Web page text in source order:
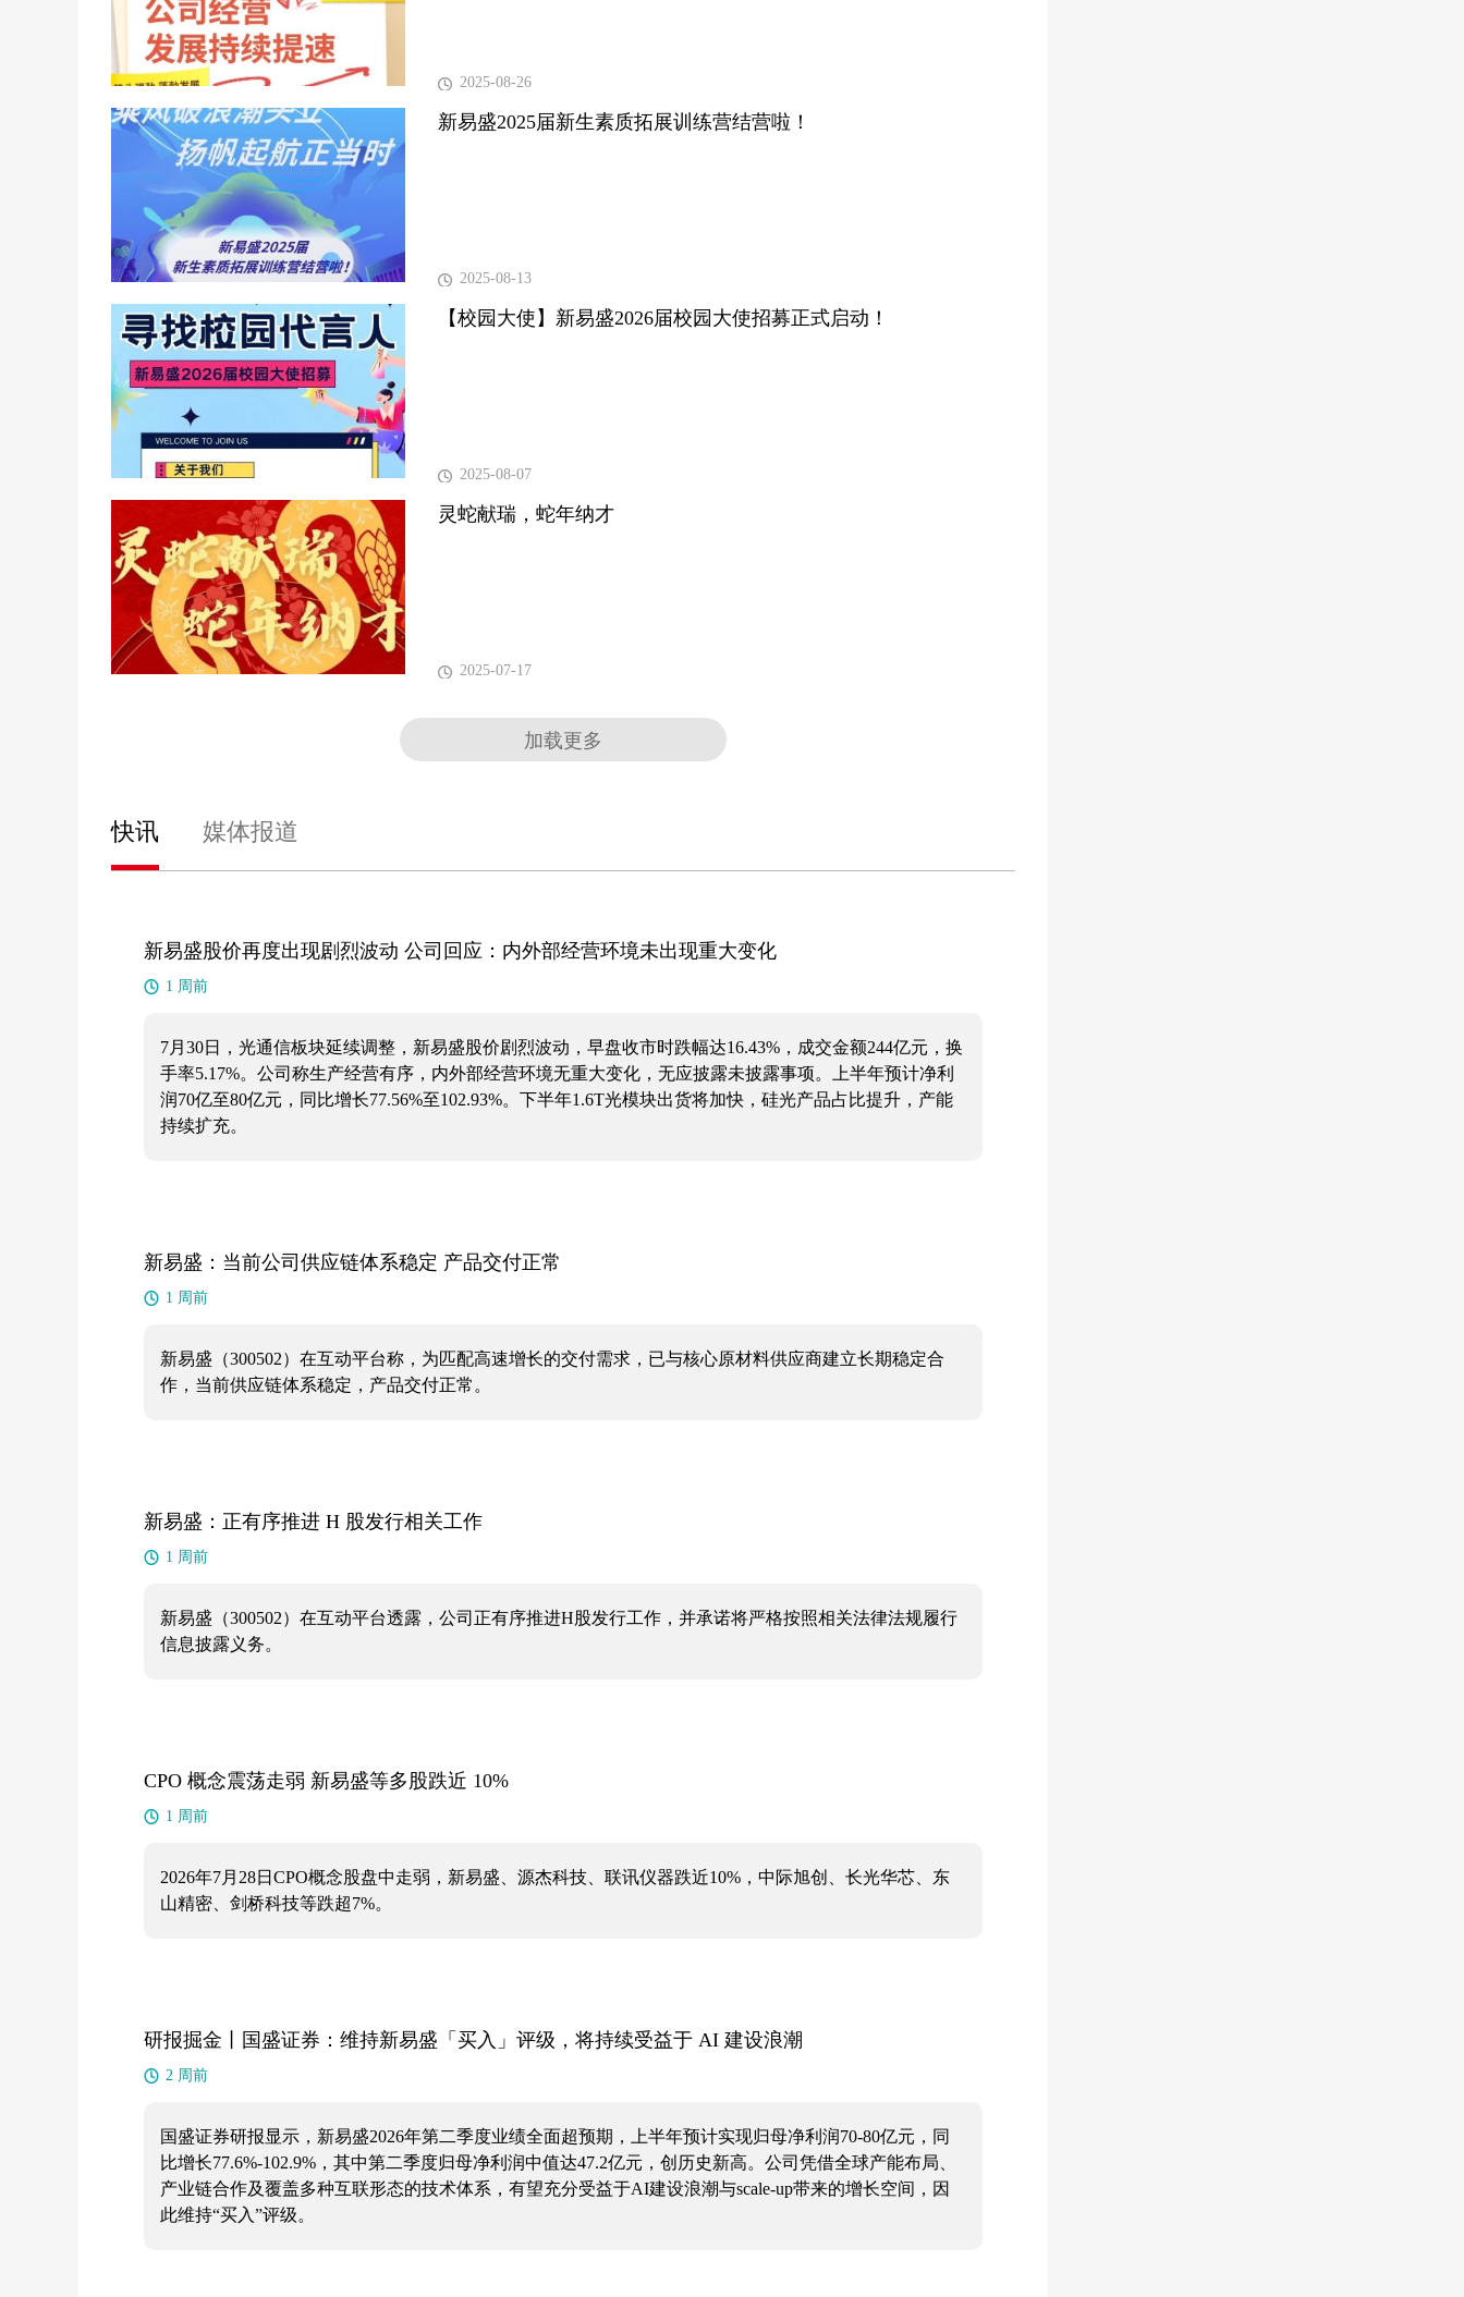
2025-08-26
新易盛2025届新生素质拓展训练营结营啦！
2025-08-13
【校园大使】新易盛2026届校园大使招募正式启动！
2025-08-07
灵蛇献瑞，蛇年纳才
2025-07-17
加载更多
快讯 媒体报道
新易盛股价再度出现剧烈波动 公司回应：内外部经营环境未出现重大变化
1 周前
7月30日，光通信板块延续调整，新易盛股价剧烈波动，早盘收市时跌幅达16.43%，成交金额244亿元，换
手率5.17%。公司称生产经营有序，内外部经营环境无重大变化，无应披露未披露事项。上半年预计净利
润70亿至80亿元，同比增长77.56%至102.93%。下半年1.6T光模块出货将加快，硅光产品占比提升，产能
持续扩充。
新易盛：当前公司供应链体系稳定 产品交付正常
1 周前
新易盛（300502）在互动平台称，为匹配高速增长的交付需求，已与核心原材料供应商建立长期稳定合
作，当前供应链体系稳定，产品交付正常。
新易盛：正有序推进 H 股发行相关工作
1 周前
新易盛（300502）在互动平台透露，公司正有序推进H股发行工作，并承诺将严格按照相关法律法规履行
信息披露义务。
CPO 概念震荡走弱 新易盛等多股跌近 10%
1 周前
2026年7月28日CPO概念股盘中走弱，新易盛、源杰科技、联讯仪器跌近10%，中际旭创、长光华芯、东
山精密、剑桥科技等跌超7%。
研报掘金丨国盛证券：维持新易盛「买入」评级，将持续受益于 AI 建设浪潮
2 周前
国盛证券研报显示，新易盛2026年第二季度业绩全面超预期，上半年预计实现归母净利润70-80亿元，同
比增长77.6%-102.9%，其中第二季度归母净利润中值达47.2亿元，创历史新高。公司凭借全球产能布局、
产业链合作及覆盖多种互联形态的技术体系，有望充分受益于AI建设浪潮与scale-up带来的增长空间，因
此维持“买入”评级。